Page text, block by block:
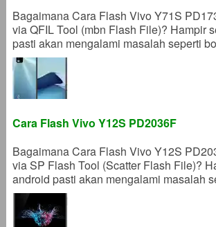
Bagaimana Cara Flash Vivo Y71S
via QFIL Tool (mbn Flash File)? Hampir
pasti akan mengalami masalah seperti
Cara Flash Vivo Y12S PD2036F
Bagaimana Cara Flash Vivo Y12S
via SP Flash Tool (Scatter Flash File)?
android pasti akan mengalami masalah